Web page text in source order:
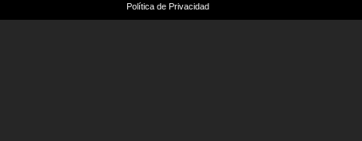
Política de Privacidad